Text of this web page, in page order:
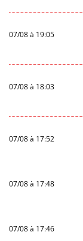
07/08 à 19:05
07/08 à 18:03
07/08 à 17:52
07/08 à 17:48
07/08 à 17:46